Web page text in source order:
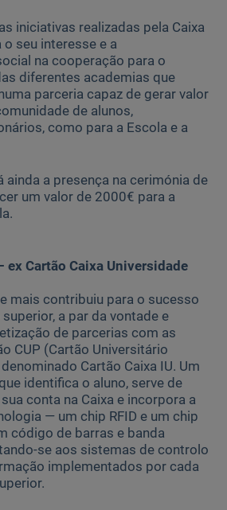
iniciativas realizadas pela Caixa
seu interesse e a
na cooperação para o
diferentes academias que
parceria capaz de gerar valor
de alunos,
como para a Escola e a
ainda a presença na cerimónia de
um valor de 2000€ para a
ex Cartão Caixa Universidade
mais contribuiu para o sucesso
a par da vontade e
de parcerias com as
CUP (Cartão Universitário
Cartão Caixa IU. Um
identifica o aluno, serve de
conta na Caixa e incorpora a
— um chip RFID e um chip
código de barras e banda
se aos sistemas de controlo
implementados por cada